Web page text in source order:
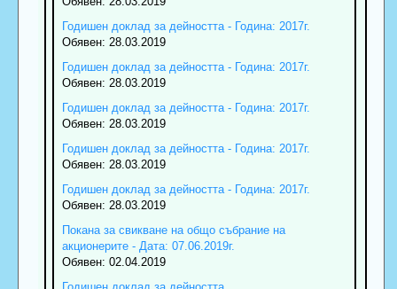
Годишен доклад за дейността - Година: 2017г.
Обявен: 28.03.2019
Годишен доклад за дейността - Година: 2017г.
Обявен: 28.03.2019
Годишен доклад за дейността - Година: 2017г.
Обявен: 28.03.2019
Годишен доклад за дейността - Година: 2017г.
Обявен: 28.03.2019
Годишен доклад за дейността - Година: 2017г.
Обявен: 28.03.2019
Покана за свикване на общо събрание на
акционерите - Дата: 07.06.2019г.
Обявен: 02.04.2019